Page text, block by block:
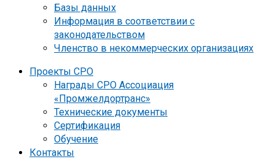
Базы данных
Информация в соответствии с
законодательством
Членство в некоммерческих организациях
Проекты СРО
Награды СРО Ассоциация
«Промжелдортранс»
Технические документы
Сертификация
Обучение
Контакты